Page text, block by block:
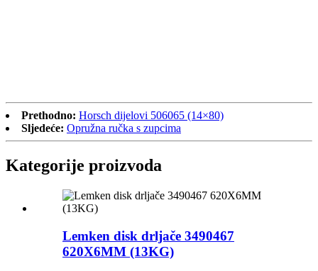
Prethodno: Horsch dijelovi 506065 (14×80)
Sljedeće: Opružna ručka s zupcima
Kategorije proizvoda
Lemken disk drljače 3490467
620X6MM (13KG)